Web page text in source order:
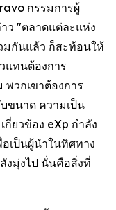
กรรมการผู้
ว "ตลาดแต่ละแห่ง
มกันแล้ว ก็สะท้อนให้
แทนต้องการ
วกเขาต้องการ
ขนาด ความเป็น
กี่ยวข้อง eXp กำลัง
เป็นผู้นำในทิศทาง
งมุ่งไป นั่นคือสิ่งที่